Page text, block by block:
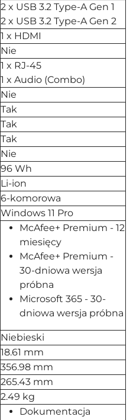
2 x USB 3.2 Type-A Gen 1
2 x USB 3.2 Type-A Gen 2
1 x HDMI
Nie
1 x RJ-45
1 x Audio (Combo)
Nie
Tak
Tak
Tak
Nie
96 Wh
Li-ion
6-komorowa
Windows 11 Pro
McAfee+ Premium - 12
miesięcy
McAfee+ Premium -
30-dniowa wersja
próbna
Microsoft 365 - 30-
dniowa wersja próbna
Niebieski
18.61 mm
356.98 mm
265.43 mm
2.49 kg
Dokumentacja